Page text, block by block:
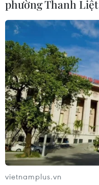
phường Thanh Liệt
vietnamplus.vn